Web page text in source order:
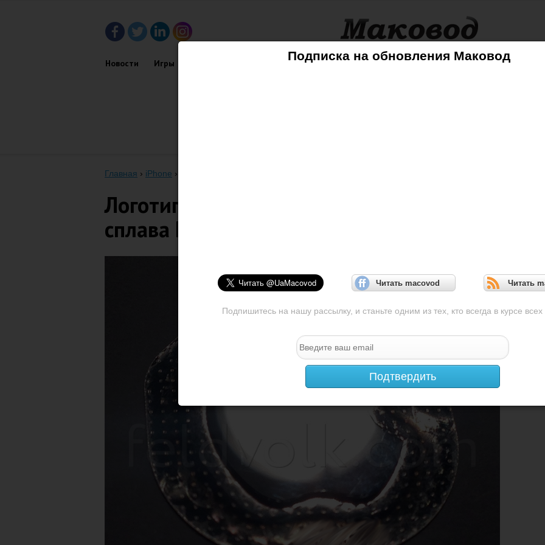
Подписка на обновления Маковод
Читать macovod Читать
Подпишитесь на нашу рассылку, и станьте одним из тех, кто всегда в курсе всех
Подтвердить
Новости Игры Советы Mac iPhone iPad iPod AppleTV
Главная › iPhone ›
Логотип iPhone 6 будет изготовлен из
сплава Liquidmetal